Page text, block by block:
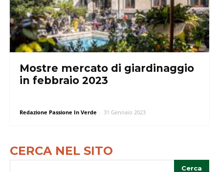
Mostre mercato di giardinaggio
in febbraio 2023
Redazione Passione In Verde - 31 Gennaio 2023
CERCA NEL SITO